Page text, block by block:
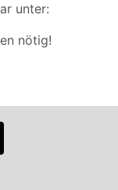
unter:
nötig!